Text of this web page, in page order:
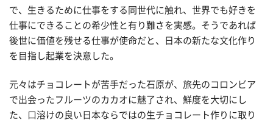
で、生きるために仕事をする同世代に触れ、世界でも好きを
仕事にできることの希少性と有り難さを実感。そうであれば
後世に価値を残せる仕事が使命だと、日本の新たな文化作り
を目指し起業を決意した。
元々はチョコレートが苦手だった石原が、旅先のコロンビア
で出会ったフルーツのカカオに魅了され、鮮度を大切にし
た、口溶けの良い日本ならではの生チョコレート作りに取り